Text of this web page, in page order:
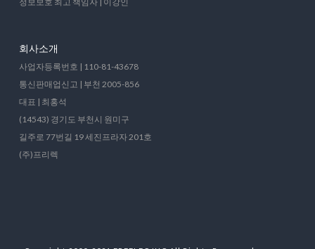
회사소개
사업자등록번호 | 110-81-43678
통신판매업신고 | 부천 2005-856
대표 | 최홍석
(14543) 경기도 부천시 원미구
길주로 77번길 19 세진프라자 201호
(주)프리렉